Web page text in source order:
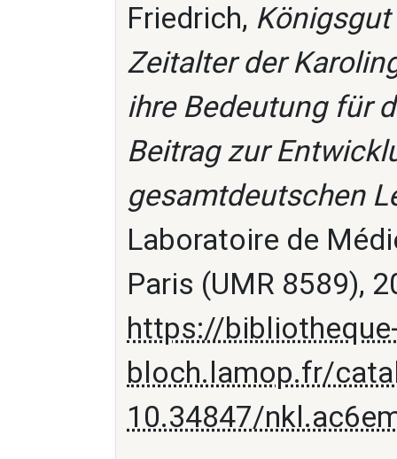
Friedrich,
Zeitalter der
ihre Bedeutung für
Beitrag zur
gesamtdeutschen
Laboratoire de
Paris (UMR 8589),
https://
bloch.lamop.fr/
10.34847/